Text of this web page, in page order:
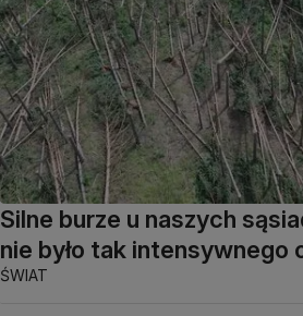
Silne burze u naszych
nie było tak intensywnego
ŚWIAT